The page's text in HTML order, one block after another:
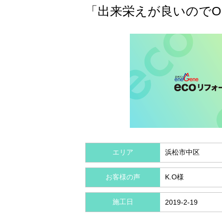
「出来栄えが良いので
エリア 浜松市中区
お客様の声 K.O様
施工日 2019-2-19